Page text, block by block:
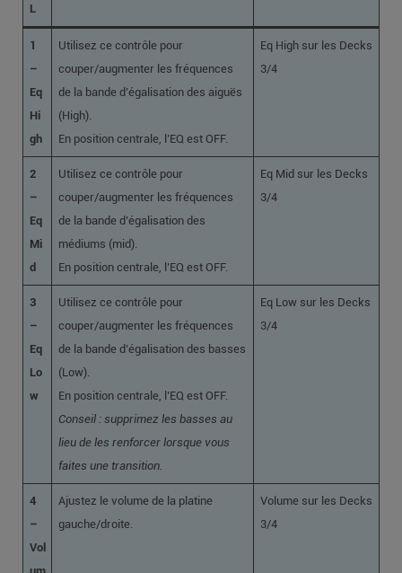
L
1
–
Eq
Hi
gh
Utilisez ce contrôle pour
couper/augmenter les fréquences
de la bande d’égalisation des aiguës
(High).
En position centrale, l’EQ est OFF.
Eq High sur les Decks
3/4
2
–
Eq
Mi
d
Utilisez ce contrôle pour
couper/augmenter les fréquences
de la bande d’égalisation des
médiums (mid).
En position centrale, l’EQ est OFF.
Eq Mid sur les Decks
3/4
3
–
Eq
Lo
w
Utilisez ce contrôle pour
couper/augmenter les fréquences
de la bande d’égalisation des basses
(Low).
En position centrale, l’EQ est OFF.
Conseil : supprimez les basses au
lieu de les renforcer lorsque vous
faites une transition.
Eq Low sur les Decks
3/4
4
–
Vol
Ajustez le volume de la platine
gauche/droite.
Volume sur les Decks
3/4